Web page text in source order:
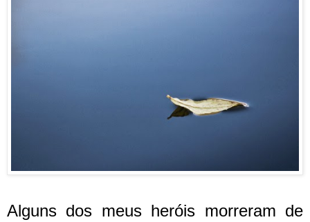
Alguns dos meus heróis morreram de